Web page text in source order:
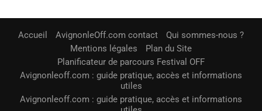
Accueil AvignonleOff.com contact
Qui sommes-nous ?
Mentions légales
Plan du Site
Planificateur de parcours Festival OFF
Avignonleoff.com : guide pratique, accès et informations
utiles
Avignonleoff.com : guide pratique, accès et informations